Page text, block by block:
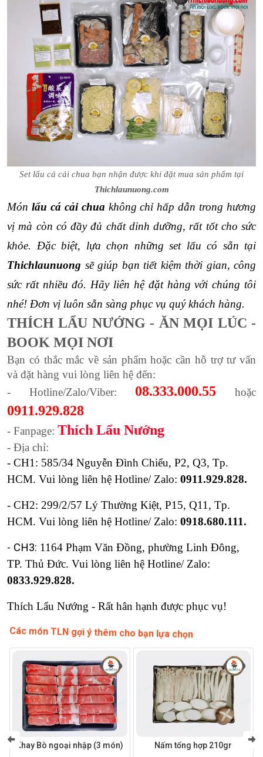
Set lẩu cá cải chua bạn nhận được khi đặt mua sản phẩm tại
Thichlaunuong.com
Món lẩu cá cải chua không chỉ hấp dẫn trong hương
vị mà còn có đầy đủ chất dinh dưỡng, rất tốt cho sức
Thichlaunuong sẽ giúp bạn tiết kiệm thời gian, công
sức rất nhiều đó. Hãy liên hệ đặt hàng với chúng tôi
nhé! Đơn vị luôn sẵn sàng phục vụ quý khách hàng.
THÍCH LẨU NƯỚNG - ĂN MỌI LÚC -
BOOK MỌI NƠI
Bạn có thắc mắc về sản phẩm hoặc cần hỗ trợ tư vấn
và đặt hàng vui lòng liên hệ đến:
- Hotline/Zalo/Viber: 08.333.000.55
0911.929.828
- Fanpage: Thích Lẩu Nướng
- Địa chỉ:
- CH1: 585/34 Nguyễn Đình Chiểu, P2, Q3, Tp.
HCM. Vui lòng liên hệ Hotline/ Zalo: 0911.929.828.
- CH2: 299/2/57 Lý Thường Kiệt, P15, Q11, Tp.
HCM. Vui lòng liên hệ Hotline/ Zalo: 0918.680.111.
- CH3: 1164 Phạm Văn Đồng, phường Linh Đông,
TP. Thủ Đức. Vui lòng liên hệ
0833.929.828.
Thích Lẩu Nướng - Rất hân hạnh được phục vụ!
Các món TLN gợi ý thêm cho bạn lựa chọn
Khay Bò ngoại nhập (3 món) Nấm tổng hợp 210gr